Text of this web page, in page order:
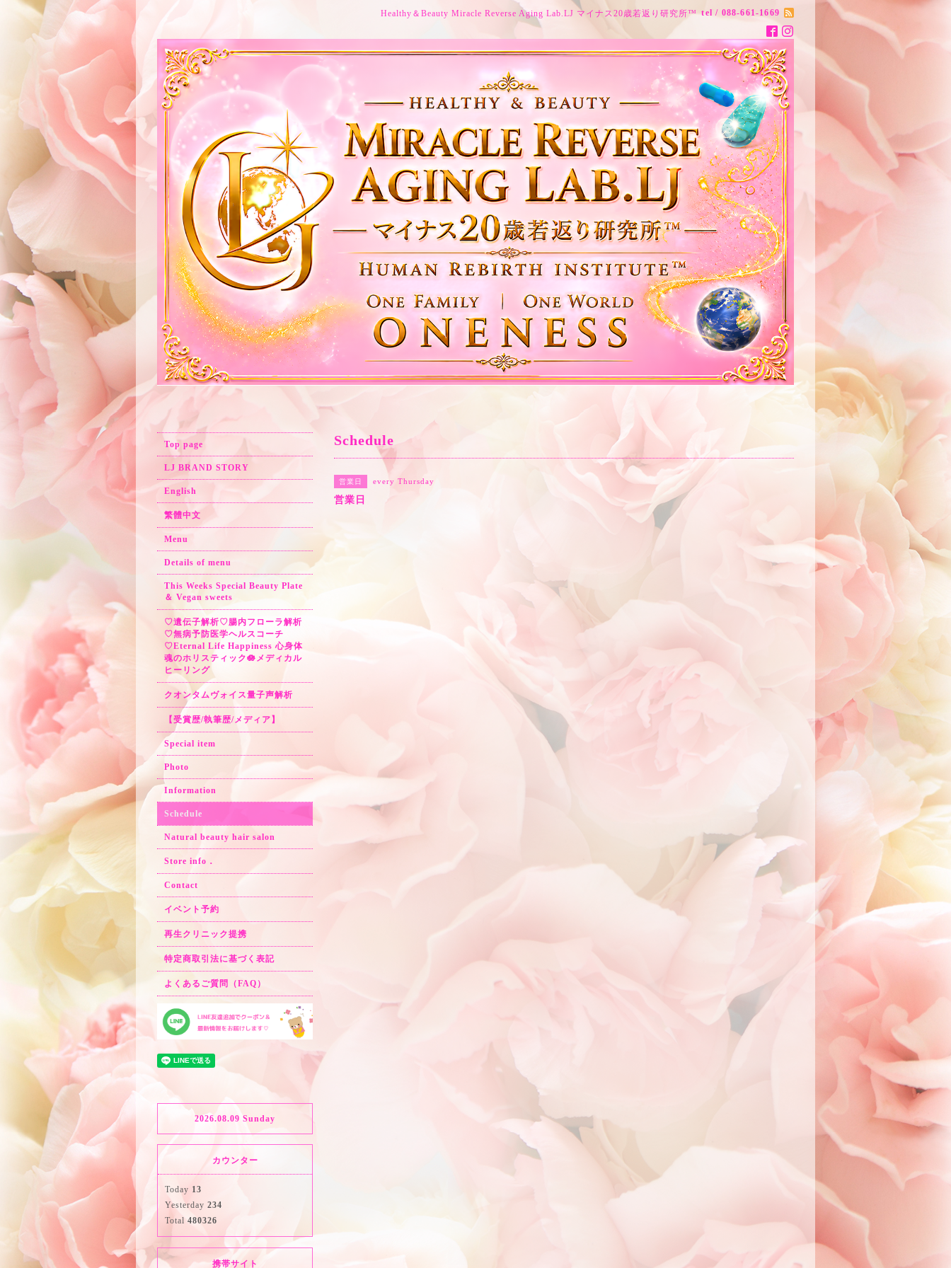
Healthy＆Beauty Miracle Reverse Aging Lab.LJ マイナス20歳若返り研究所™ tel / 088-661-1669
Schedule
営業日 every Thursday
営業日
Top page
LJ BRAND STORY
English
繁體中文
Menu
Details of menu
This Weeks Special Beauty Plate
＆ Vegan sweets
♡遺伝子解析♡腸内フローラ解析
♡無病予防医学ヘルスコーチ
♡Eternal Life Happiness 心身体
魂のホリスティック🪷メディカル
ヒーリング
クオンタムヴォイス量子声解析
【受賞歴/執筆歴/メディア】
Special item
Photo
Information
Schedule
Natural beauty hair salon
Store info．
Contact
イベント予約
再生クリニック提携
特定商取引法に基づく表記
よくあるご質問（FAQ）
2026.08.09 Sunday
カウンター
Today 13
Yesterday 234
Total 480326
携帯サイト